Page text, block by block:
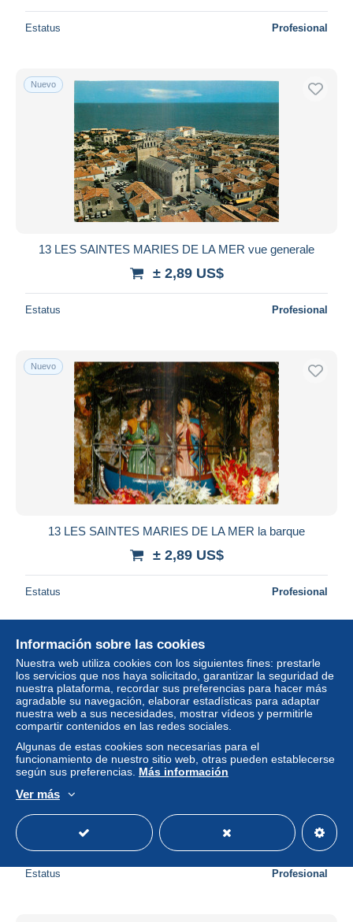
Estatus Profesional
Nuevo
13 LES SAINTES MARIES DE LA MER vue generale
± 2,89 US$
Estatus Profesional
Nuevo
13 LES SAINTES MARIES DE LA MER la barque
± 2,89 US$
Estatus Profesional
Nuevo
13 LES SAINTES MARIES DE LA MER l'eglise
± 2,89 US$
Estatus Profesional
Información sobre las cookies
Nuestra web utiliza cookies con los siguientes fines: prestarle
los servicios que nos haya solicitado, garantizar la seguridad de
nuestra plataforma, recordar sus preferencias para hacer más
agradable su navegación, elaborar estadísticas para adaptar
nuestra web a sus necesidades, mostrar vídeos y permitirle
compartir contenidos en las redes sociales.
Algunas de estas cookies son necesarias para el
funcionamiento de nuestro sitio web, otras pueden establecerse
según sus preferencias. Más información
Ver más